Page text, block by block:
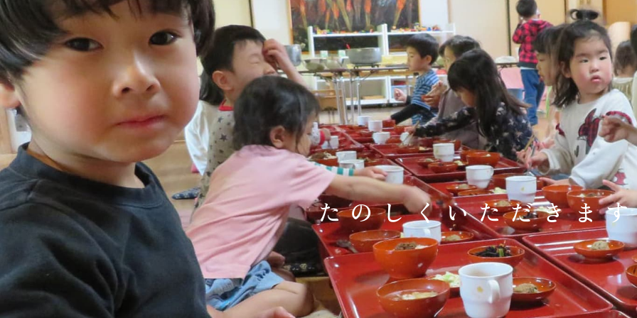
たのしくいただきます